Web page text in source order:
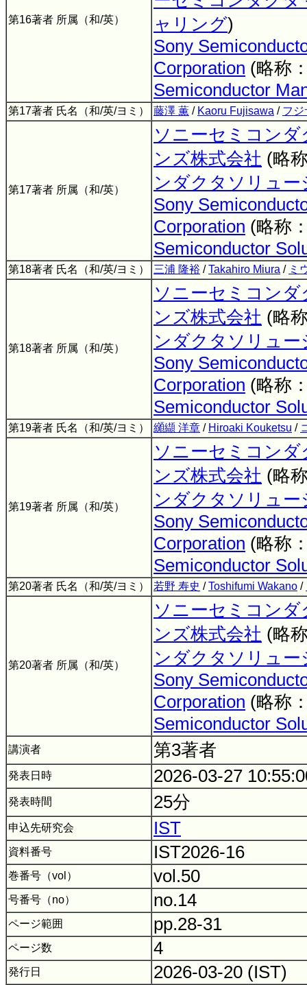
第16著者 所属（和/英）
ャリング)
Sony
Corporation (略称
Semiconductor
第17著者 氏名（和/英/ヨミ） 藤澤 薫 / Kaoru Fujisawa / フジ
第17著者 所属（和/英）
ソニーセミコン
ンズ株式会社 (略
ンダクタソリュー
Sony
Corporation (略称
Semiconductor
第18著者 氏名（和/英/ヨミ） 三浦 隆裕 /Takahiro Miura / ミ
第18著者 所属（和/英）
ソニーセミコン
ンズ株式会社 (略
ンダクタソリュー
Sony
Corporation (略称
Semiconductor
第19著者 氏名（和/英/ヨミ） 纐纈 洋章 / Hiroaki Kouketsu /
第19著者 所属（和/英）
ソニーセミコン
ンズ株式会社 (略
ンダクタソリュー
Sony
Corporation (略称
Semiconductor
第20著者 氏名（和/英/ヨミ） 若野 寿史 /Toshifumi Wakano /
第20著者 所属（和/英）
ソニーセミコン
ンズ株式会社 (略
ンダクタソリュー
Sony
Corporation (略称
Semiconductor
講演者 第3著者
発表日時 2026-03-27
発表時間 25分
申込先研究会 IST
資料番号 IST2026-16
巻番号（vol） vol.50
号番号（no） no.14
ページ範囲 pp.28-31
ページ数 4
発行日 2026-03-20 (IST)